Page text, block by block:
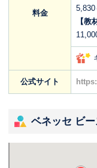
料金
5,830
【教
公式サイト
ベネッセ ビ